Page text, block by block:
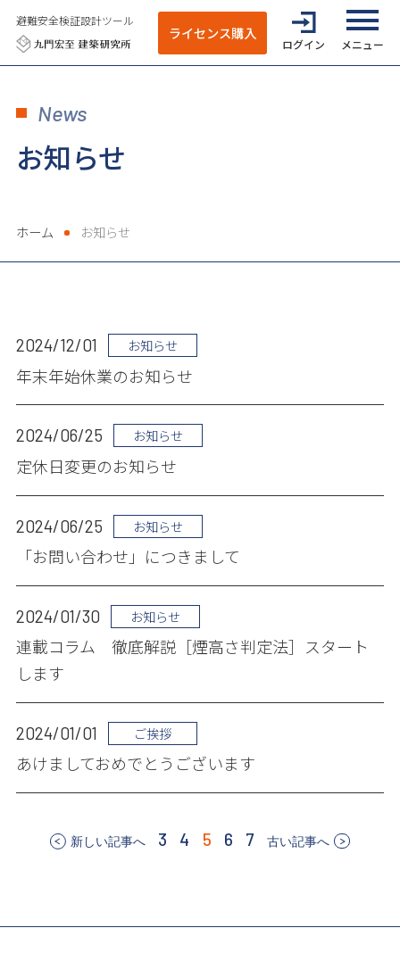
避難安全検証設計ツール
ライセンス購入
ログイン
全てのメニ
News
お知らせ
ホーム お知らせ
2024/12/01 お知らせ
年末年始休業のお知らせ
2024/06/25 お知らせ
定休日変更のお知らせ
2024/06/25 お知らせ
「お問い合わせ」につきまして
2024/01/30 お知らせ
連載コラム 徹底解説［煙高さ判定法］スタート
します
2024/01/01 ご挨拶
あけましておめでとうございます
新しい記事へ 3 4 5 6 7 古い記事へ